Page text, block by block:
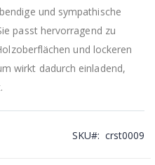
und sympathische
passt hervorragend zu
und lockeren
wirkt dadurch einladend,
SKU crst0009